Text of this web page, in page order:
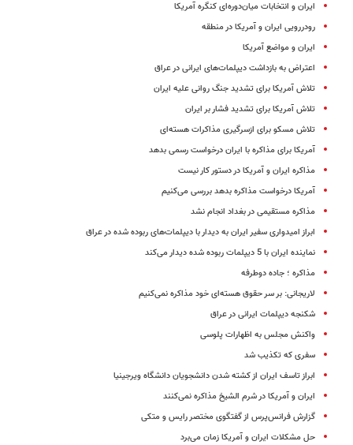
ایران و انتخابات میان‌دوره‌ای کنگره آمریکا
رودررویی ایران و آمریکا در منطقه
ایران و مواضع آمریکا
اعتراض به بازداشت دیپلمات‌های ایرانی در عراق
تلاش آمریکا برای تشدید جنگ روانی علیه ایران
تلاش آمریکا برای تشدید فشار بر ایران
تلاش مسکو برای ازسرگیری مذاکرات هسته‌ای
آمریکا برای مذاکره با ایران درخواست رسمی بدهد
مذاکره ایران و آمریکا در دستور کار نیست
آمریکا درخواست مذاکره بدهد بررسی می‌کنیم
مذاکره مستقیمی در بغداد انجام نشد
ابراز امیدواری سفیر ایران به دیدار با دیپلمات‌های ربوده شده در عراق
نماینده ‌ایران با 5 دیپلمات ربوده شده دیدار می‌کند
مذاکره ؛ جاده دوطرفه
لاریجانی: بر سر حقوق هسته‌ای خود مذاکره نمی‌کنیم
شکنجه دیپلمات ایرانی در عراق
واکنش مجلس به اظهارات پلوسی
سفری که تکذیب شد
ابراز تاسف ایران از کشته شدن دانشجویان دانشگاه ویرجینیا
ایران و آمریکا در شرم الشیخ مذاکره نمی‌کنند
گزارش فرانس‌پرس از ‌گفتگوی‌ مختصر رایس‌ و متکی‌
حل مشکلات ایران و آمریکا زمان می‌برد